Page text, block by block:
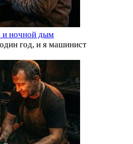
и ночной дым
год, и я машинист